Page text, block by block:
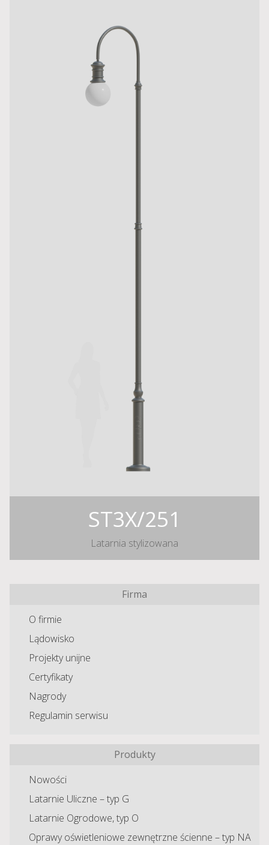
ST3X/251
Latarnia stylizowana
Firma
O firmie
Lądowisko
Projekty unijne
Certyfikaty
Nagrody
Regulamin serwisu
Produkty
Nowości
Latarnie Uliczne – typ G
Latarnie Ogrodowe, typ O
Oprawy oświetleniowe zewnętrzne ścienne – typ NA